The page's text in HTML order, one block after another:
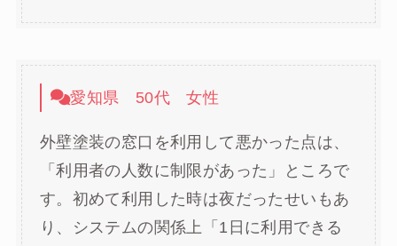
愛知県 50代 女性
外壁塗装の窓口を利用して悪かった点は、
「利用者の人数に制限があった」ところで
す。初めて利用した時は夜だったせいもあ
り、システムの関係上「1日に利用できる